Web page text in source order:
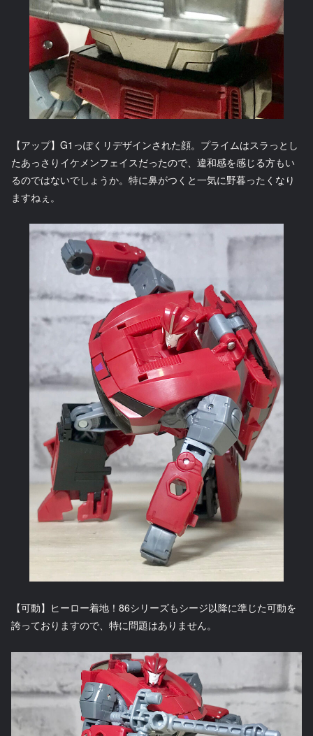
【アップ】G1っぽくリデザインされた顔。プライムはスラっとし
たあっさりイケメンフェイスだったので、違和感を感じる方もい
るのではないでしょうか。特に鼻がつくと一気に野暮ったくなり
ますねぇ。
【可動】ヒーロー着地！86シリーズもシージ以降に準じた可動を
誇っておりますので、特に問題はありません。